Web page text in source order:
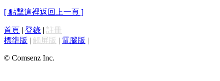
[ 點擊這裡返回上一頁 ]
首頁 | 登錄 | 註冊
標準版 | 觸屏版 | 電腦版 |
© Comsenz Inc.